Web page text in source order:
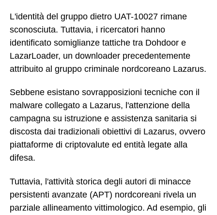
L'identità del gruppo dietro UAT-10027 rimane
sconosciuta. Tuttavia, i ricercatori hanno
identificato somiglianze tattiche tra Dohdoor e
LazarLoader, un downloader precedentemente
attribuito al gruppo criminale nordcoreano Lazarus.
Sebbene esistano sovrapposizioni tecniche con il
malware collegato a Lazarus, l'attenzione della
campagna su istruzione e assistenza sanitaria si
discosta dai tradizionali obiettivi di Lazarus, ovvero
piattaforme di criptovalute ed entità legate alla
difesa.
Tuttavia, l'attività storica degli autori di minacce
persistenti avanzate (APT) nordcoreani rivela un
parziale allineamento vittimologico. Ad esempio, gli